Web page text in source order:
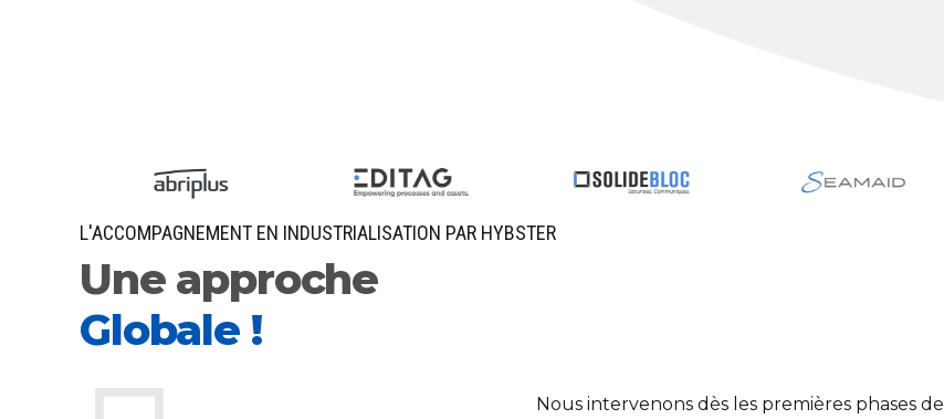
L'ACCOMPAGNEMENT EN INDUSTRIALISATION PAR HYBSTER
Une approche
Globale !
Nous intervenons dès les premières phases de